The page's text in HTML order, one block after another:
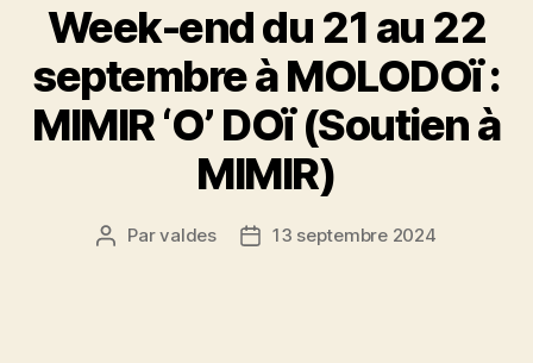
Week-end du 21 au 22
septembre à MOLODOï :
MIMIR ‘O’ DOï (Soutien à
MIMIR)
Auteur
Parvaldes
Date13 septembre 2024